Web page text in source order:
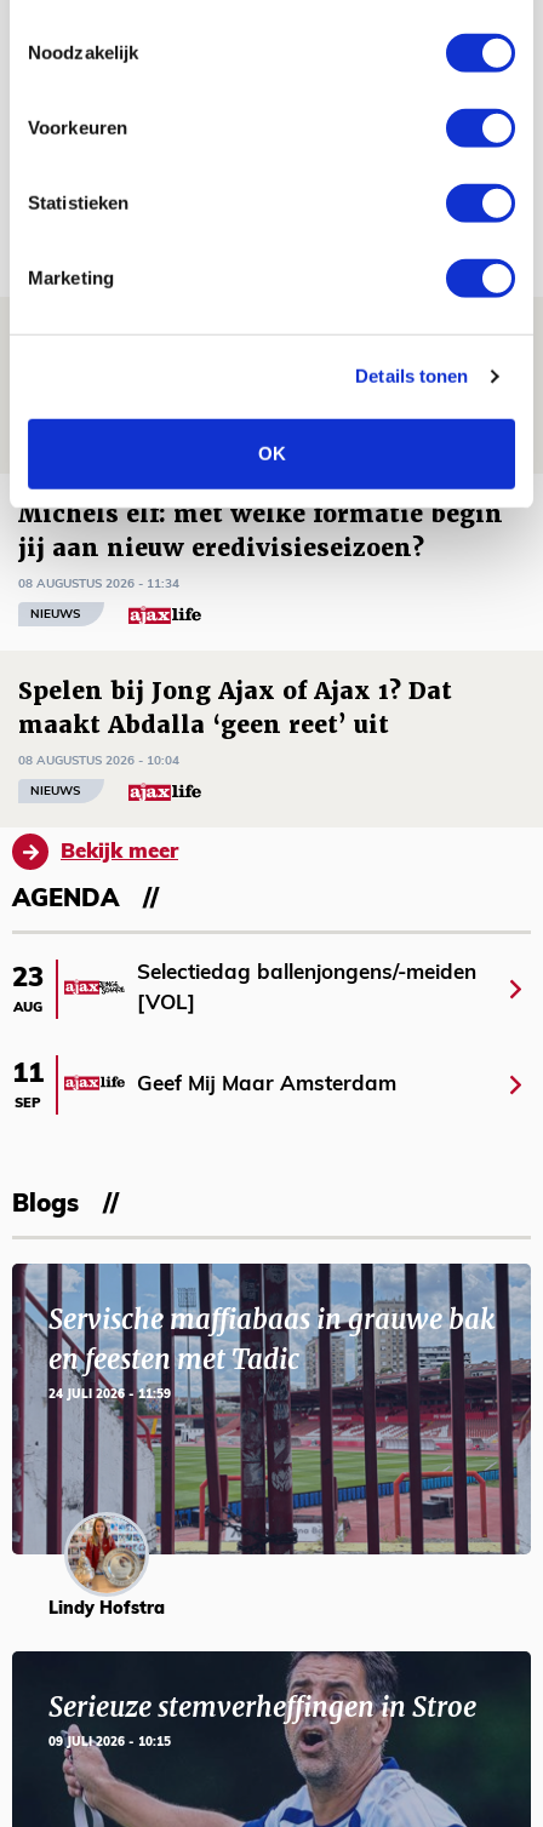
Noodzakelijk
Voorkeuren
Statistieken
Marketing
Details tonen
OK
Drie dingen die je moet weten over PEC
Míchels elf: met welke formatie begin
jij aan nieuw eredivisieseizoen?
08 AUGUSTUS 2026 - 11:34
NIEUWS
Spelen bij Jong Ajax of Ajax 1? Dat
maakt Abdalla ‘geen reet’ uit
08 AUGUSTUS 2026 - 10:04
NIEUWS
Bekijk meer
AGENDA
23
AUG
Selectiedag ballenjongens/-meiden
[VOL]
11
SEP
Geef Mij Maar Amsterdam
Blogs
Servische maffiabaas in grauwe bak
en feesten met Tadic
24 JULI 2026 - 11:59
Lindy Hofstra
Serieuze stemverheffingen in Stroe
09 JULI 2026 - 10:15